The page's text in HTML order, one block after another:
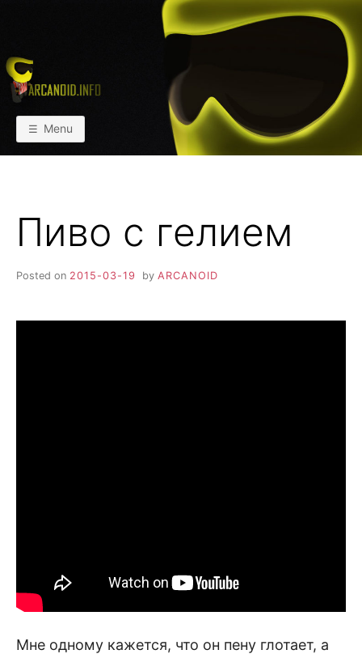
АРКАИНФО
Пейнтбол vs Paintball
Menu
Пиво с гелием
Posted on 2015-03-19 by ARCANOID
Мне одному кажется, что он пену глотает, а